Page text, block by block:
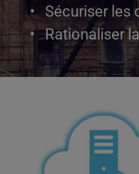
Sécuriser les
Rationaliser